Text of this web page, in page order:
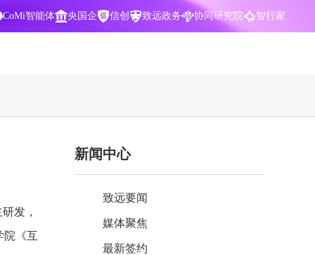
CoMi智能体 央国企 信创 致远政务 协同研究院 智行家
Agent驱动，千人千面，高效办公
让数字资产为企业运营管理决策提供
新闻中心
致远要闻
媒体聚焦
最新签约
发，
院《互